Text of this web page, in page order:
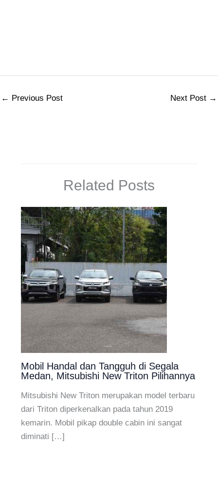
← Previous Post Next Post →
Related Posts
Mobil Handal dan Tangguh di Segala
Medan, Mitsubishi New Triton Pilihannya
Mitsubishi New Triton merupakan model terbaru
dari Triton diperkenalkan pada tahun 2019
kemarin. Mobil pikap double cabin ini sangat
diminati […]